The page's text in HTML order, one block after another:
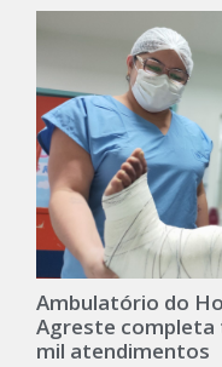
Ambulatório do
Agreste completa
mil atendimentos